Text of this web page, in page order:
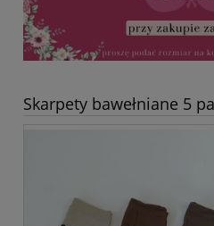
Skarpety bawełniane 5